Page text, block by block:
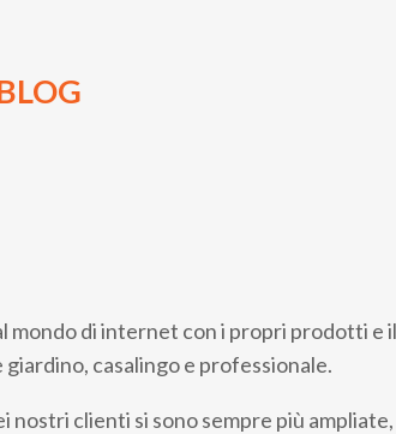
mondo di internet con i propri prodotti
casalingo e professionale.
clienti si sono sempre più